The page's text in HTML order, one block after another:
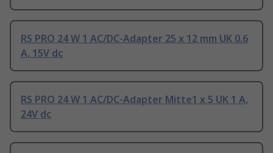
RS PRO 24 W 1 AC/DC-Adapter 25 x 12 mm UK 0.6
A, 15V dc
RS PRO 24 W 1 AC/DC-Adapter Mitte1 x 5 UK 1 A,
24V dc